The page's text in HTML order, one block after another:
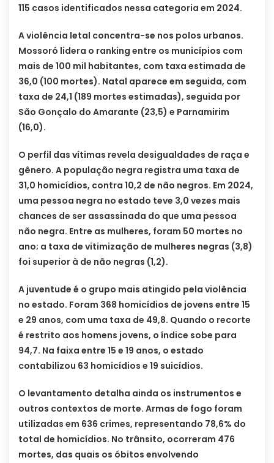
115 casos identificados nessa categoria em 2024.
A violência letal concentra-se nos polos urbanos.
Mossoró lidera o ranking entre os municípios com
mais de 100 mil habitantes, com taxa estimada de
36,0 (100 mortes). Natal aparece em seguida, com
taxa de 24,1 (189 mortes estimadas), seguida por
São Gonçalo do Amarante (23,5) e Parnamirim
(16,0).
O perfil das vítimas revela desigualdades de raça e
gênero. A população negra registra uma taxa de
31,0 homicídios, contra 10,2 de não negros. Em 2024,
uma pessoa negra no estado teve 3,0 vezes mais
chances de ser assassinada do que uma pessoa
não negra. Entre as mulheres, foram 50 mortes no
ano; a taxa de vitimização de mulheres negras (3,8)
foi superior à de não negras (1,2).
A juventude é o grupo mais atingido pela violência
no estado. Foram 368 homicídios de jovens entre 15
e 29 anos, com uma taxa de 49,8. Quando o recorte
é restrito aos homens jovens, o índice sobe para
94,7. Na faixa entre 15 e 19 anos, o estado
contabilizou 63 homicídios e 19 suicídios.
O levantamento detalha ainda os instrumentos e
outros contextos de morte. Armas de fogo foram
utilizadas em 636 crimes, representando 78,6% do
total de homicídios. No trânsito, ocorreram 476
mortes, das quais os óbitos envolvendo